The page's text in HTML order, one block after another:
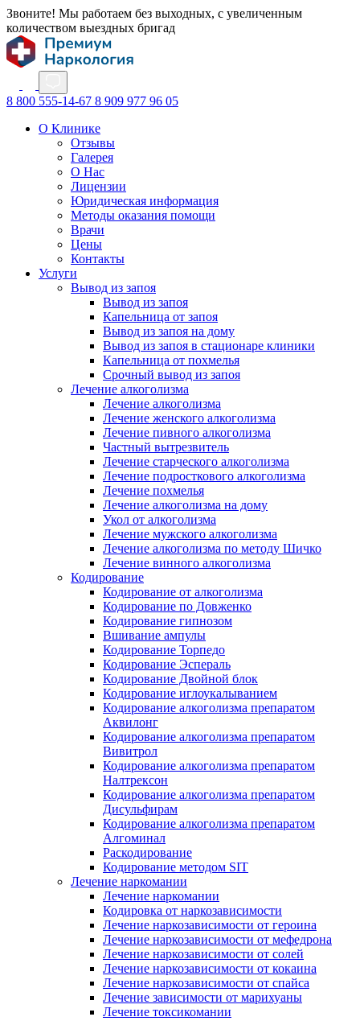
Звоните! Мы работаем без выходных, с увеличенным
количеством выездных бригад
8 800 555-14-67 8 909 977 96 05
О Клинике
Отзывы
Галерея
О Нас
Лицензии
Юридическая информация
Методы оказания помощи
Врачи
Цены
Контакты
Услуги
Вывод из запоя
Вывод из запоя
Капельница от запоя
Вывод из запоя на дому
Вывод из запоя в стационаре клиники
Капельница от похмелья
Срочный вывод из запоя
Лечение алкоголизма
Лечение алкоголизма
Лечение женского алкоголизма
Лечение пивного алкоголизма
Частный вытрезвитель
Лечение старческого алкоголизма
Лечение подросткового алкоголизма
Лечение похмелья
Лечение алкоголизма на дому
Укол от алкоголизма
Лечение мужского алкоголизма
Лечение алкоголизма по методу Шичко
Лечение винного алкоголизма
Кодирование
Кодирование от алкоголизма
Кодирование по Довженко
Кодирование гипнозом
Вшивание ампулы
Кодирование Торпедо
Кодирование Эспераль
Кодирование Двойной блок
Кодирование иглоукалыванием
Кодирование алкоголизма препаратом
Аквилонг
Кодирование алкоголизма препаратом
Вивитрол
Кодирование алкоголизма препаратом
Налтрексон
Кодирование алкоголизма препаратом
Дисульфирам
Кодирование алкоголизма препаратом
Алгоминал
Раскодирование
Кодирование методом SIT
Лечение наркомании
Лечение наркомании
Кодировка от наркозависимости
Лечение наркозависимости от героина
Лечение наркозависимости от мефедрона
Лечение наркозависимости от солей
Лечение наркозависимости от кокаина
Лечение наркозависимости от спайса
Лечение зависимости от марихуаны
Лечение токсикомании